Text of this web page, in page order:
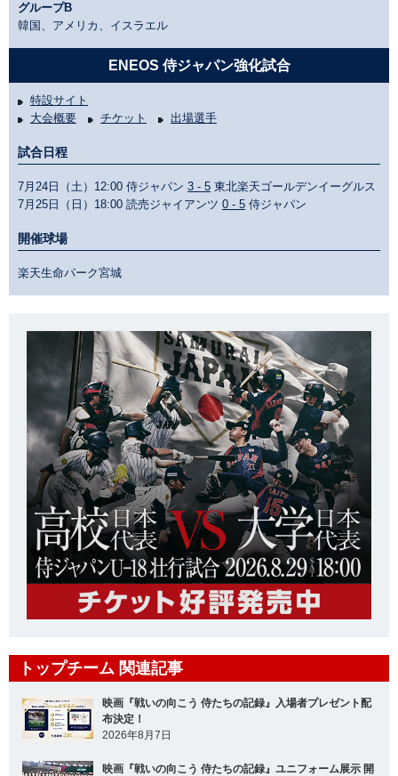
グループB
韓国、アメリカ、イスラエル
ENEOS 侍ジャパン強化試合
特設サイト
大会概要
チケット 出場選手
試合日程
7月24日（土）12:00 侍ジャパン 3 - 5 東北楽天ゴールデンイーグルス
7月25日（日）18:00 読売ジャイアンツ 0 - 5 侍ジャパン
開催球場
楽天生命パーク宮城
トップチーム 関連記事
映画『戦いの向こう 侍たちの記録』入場者プレゼント配
布決定！
2026年8月7日
映画『戦いの向こう 侍たちの記録』ユニフォーム展示 開